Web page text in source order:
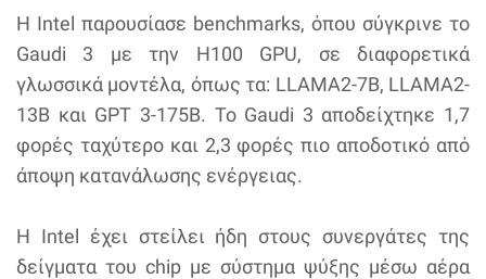
Η Intel παρουσίασε benchmarks, όπου σύγκρινε το
Gaudi 3 με την H100 GPU, σε διαφορετικά
γλωσσικά μοντέλα, όπως τα: LLAMA2-7B, LLAMA2-
13B και GPT 3-175B. Το Gaudi 3 αποδείχτηκε 1,7
φορές ταχύτερο και 2,3 φορές πιο αποδοτικό από
άποψη κατανάλωσης ενέργειας.
Η Intel έχει στείλει ήδη στους συνεργάτες της
δείγματα του chip με σύστημα ψύξης μέσω αέρα